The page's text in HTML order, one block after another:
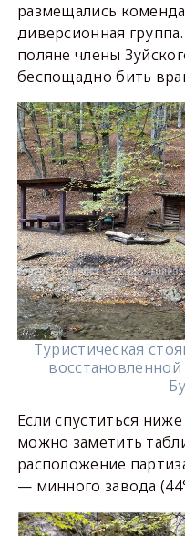
размещались
диверсионная
поляне члены
беспощадно бить
Туристическая
Если спуститься
можно заметить
расположение
— минного завода